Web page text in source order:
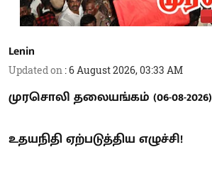
Lenin
Updated on :6 August 2026, 03:33 AM
முரசொலி தலையங்கம் (06-08-2026)
உதயநிதி ஏற்படுத்திய எழுச்சி!